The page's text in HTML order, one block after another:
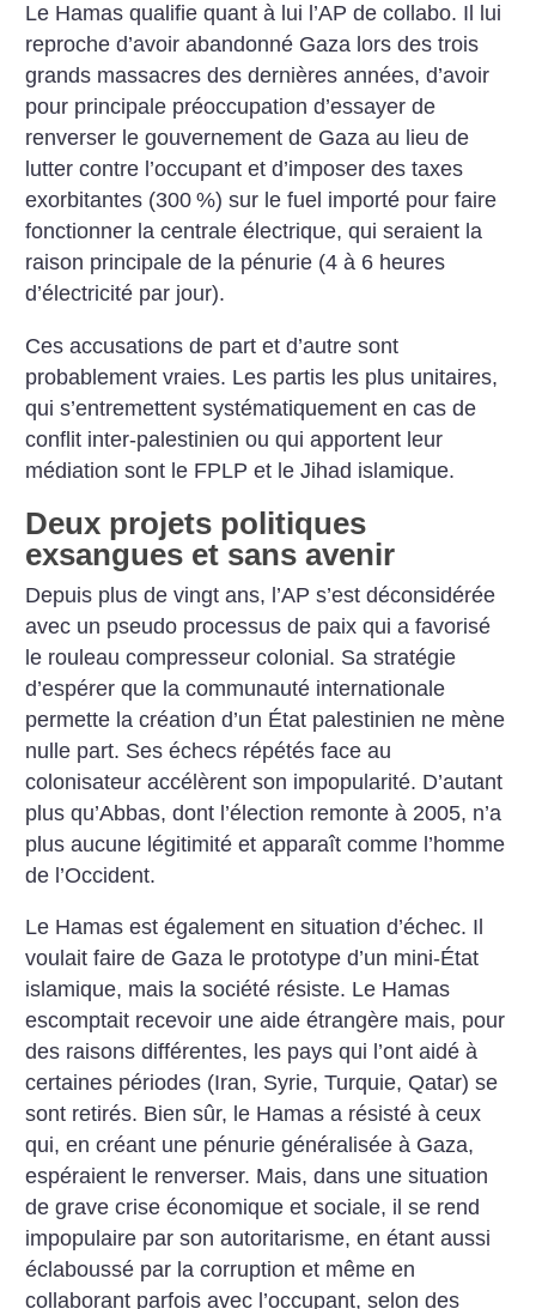
Le Hamas qualifie quant à lui l’AP de collabo. Il lui
reproche d’avoir abandonné Gaza lors des trois
grands massacres des dernières années, d’avoir
pour principale préoccupation d’essayer de
renverser le gouvernement de Gaza au lieu de
lutter contre l’occupant et d’imposer des taxes
exorbitantes (300 %) sur le fuel importé pour faire
fonctionner la centrale électrique, qui seraient la
raison principale de la pénurie (4 à 6 heures
d’électricité par jour).
Ces accusations de part et d’autre sont
probablement vraies. Les partis les plus unitaires,
qui s’entremettent systématiquement en cas de
conflit inter-palestinien ou qui apportent leur
médiation sont le FPLP et le Jihad islamique.
Deux projets politiques
exsangues et sans avenir
Depuis plus de vingt ans, l’AP s’est déconsidérée
avec un pseudo processus de paix qui a favorisé
le rouleau compresseur colonial. Sa stratégie
d’espérer que la communauté internationale
permette la création d’un État palestinien ne mène
nulle part. Ses échecs répétés face au
colonisateur accélèrent son impopularité. D’autant
plus qu’Abbas, dont l’élection remonte à 2005, n’a
plus aucune légitimité et apparaît comme l’homme
de l’Occident.
Le Hamas est également en situation d’échec. Il
voulait faire de Gaza le prototype d’un mini-État
islamique, mais la société résiste. Le Hamas
escomptait recevoir une aide étran­gère mais, pour
des raisons différentes, les pays qui l’ont aidé à
certaines périodes (Iran, Syrie, Turquie, Qatar) se
sont retirés. Bien sûr, le Hamas a résisté à ceux
qui, en créant une pénurie généralisée à Gaza,
espéraient le renverser. Mais, dans une situation
de grave crise économique et sociale, il se rend
impopulaire par son autoritarisme, en étant aussi
éclaboussé par la corruption et même en
collaborant parfois avec l’occupant, selon des